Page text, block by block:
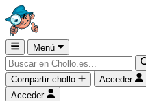
Menú
Compartir chollo
Acceder
Acceder